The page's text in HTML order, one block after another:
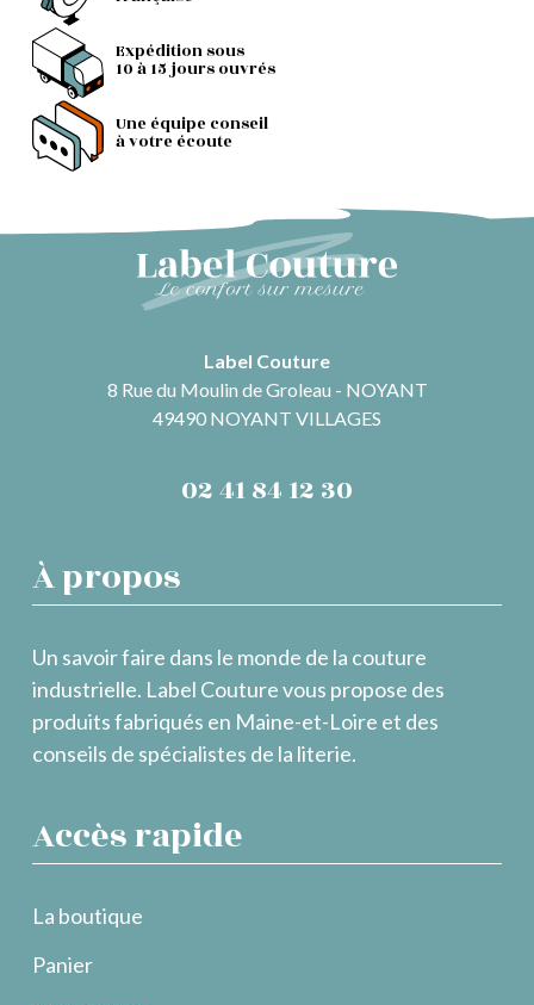
Expédition sous
10 à 15 jours ouvrés
Une équipe conseil
à votre écoute
Label Couture
8 Rue du Moulin de Groleau - NOYANT
49490 NOYANT VILLAGES
02 41 84 12 30
À propos
Un savoir faire dans le monde de la couture
industrielle. Label Couture vous propose des
produits fabriqués en Maine-et-Loire et des
conseils de spécialistes de la literie.
Accès rapide
La boutique
Panier